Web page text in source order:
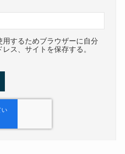
用するためブラウザーに自分
ス、サイトを保存する。